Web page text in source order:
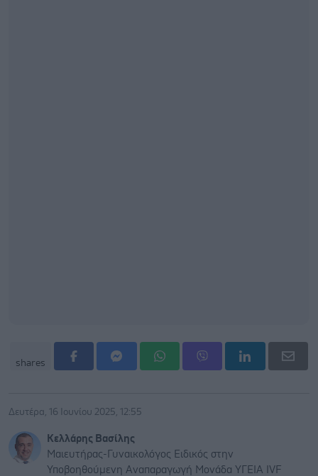
shares
Δευτέρα, 16 Ιουνίου 2025, 12:55
Κελλάρης Βασίλης
Μαιευτήρας-Γυναικολόγος Ειδικός στην
Υποβοηθούμενη Αναπαραγωγή Μονάδα ΥΓΕΙΑ IVF